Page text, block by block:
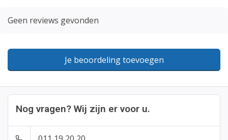
Nog vragen? Wij zijn er voor u.
Geen reviews gevonden
Je beoordeling toevoegen